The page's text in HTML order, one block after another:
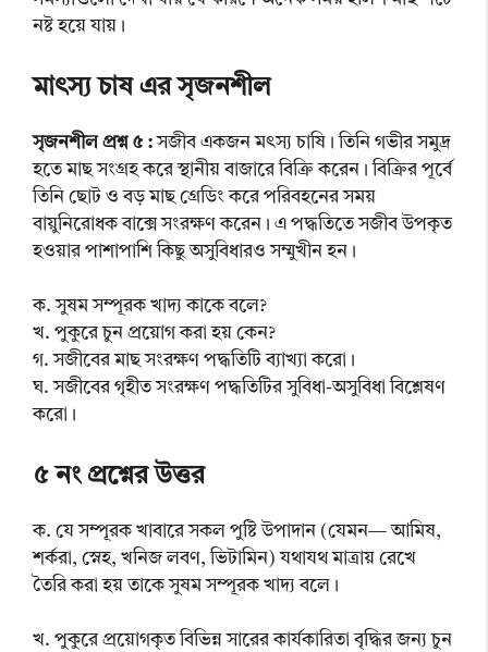
নষ্ট হয়ে যায়।
মাৎস্য চাষ এর সৃজনশীল
সৃজনশীল প্রশ্ন ৫ :সজীব একজন মৎস্য চাষি। তিনি গভীর সমুদ্র
হতে মাছ সংগ্রহ করে স্থানীয় বাজারে বিক্রি করেন। বিক্রির পূর্বে
তিনি ছোট ও বড় মাছ গ্রেডিং করে পরিবহনের সময়
বায়ুনিরোধক বাক্সে সংরক্ষণ করেন। এ পদ্ধতিতে সজীব উপকৃত
হওয়ার পাশাপাশি কিছু অসুবিধারও সম্মুখীন হন।
ক. সুষম সম্পূরক খাদ্য কাকে বলে?
খ. পুকুরে চুন প্রয়োগ করা হয় কেন?
গ. সজীবের মাছ সংরক্ষণ পদ্ধতিটি ব্যাখ্যা করো।
ঘ. সজীবের গৃহীত সংরক্ষণ পদ্ধতিটির সুবিধা-অসুবিধা বিশ্লেষণ
করো।
৫ নং প্রশ্নের উত্তর
ক. যে সম্পূরক খাবারে সকল পুষ্টি উপাদান (যেমন— আমিষ,
শর্করা, স্নেহ, খনিজ লবণ, ভিটামিন) যথাযথ মাত্রায় রেখে
তৈরি করা হয় তাকে সুষম সম্পূরক খাদ্য বলে।
খ. পুকুরে প্রয়োগকৃত বিভিন্ন সারের কার্যকারিতা বৃদ্ধির জন্য চুন